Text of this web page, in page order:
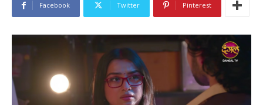
Facebook Twitter Pinterest